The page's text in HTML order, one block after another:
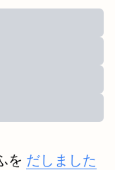
を だしました